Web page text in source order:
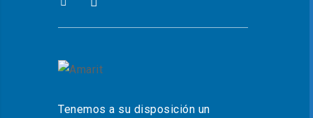
Tenemos a su disposición un